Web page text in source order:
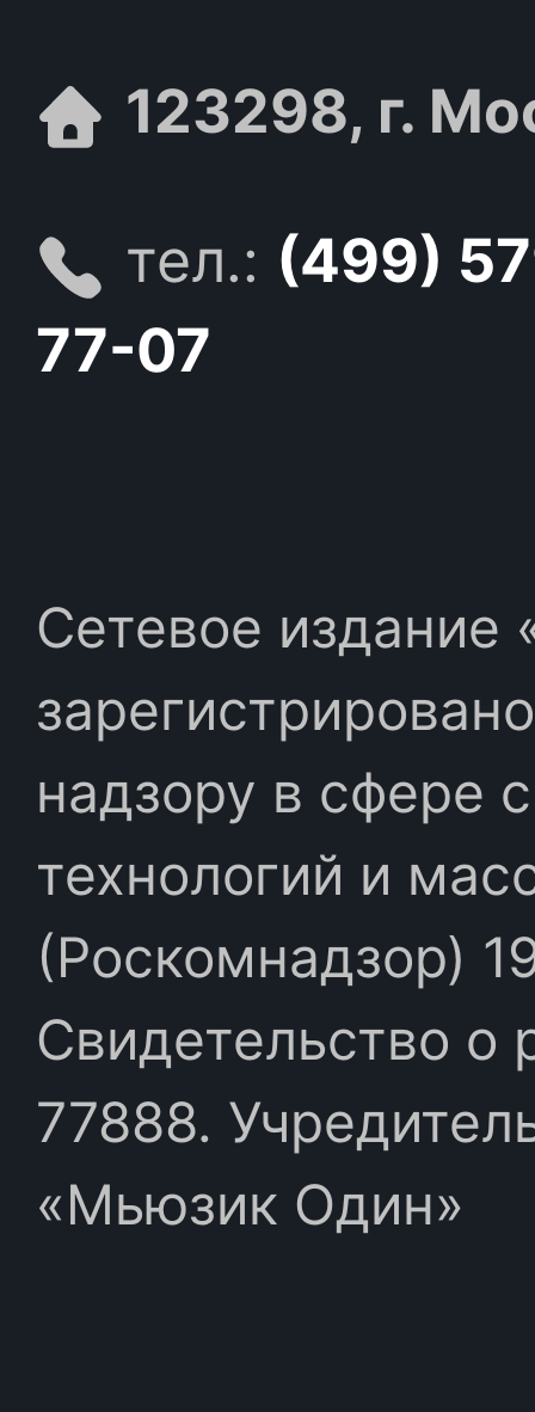
123298, г.
тел.: (499)
77-07
Сетевое издание
надзору в сфере
технологий и
(Роскомнадзор)
Свидетельство
77888.
«Мьюзик Один»